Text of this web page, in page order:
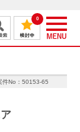
0
件No：50153-65